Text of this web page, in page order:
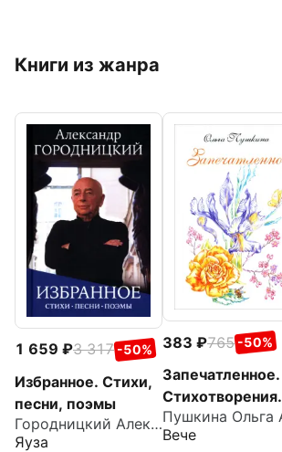
Книги из жанра
1 659 3 317 -50%
Избранное. Стихи,
песни, поэмы
Городницкий Александр Моисеевич
Яуза
383 765 -50%
Запечатленное.
Стихотворения.
Избранное
Вече